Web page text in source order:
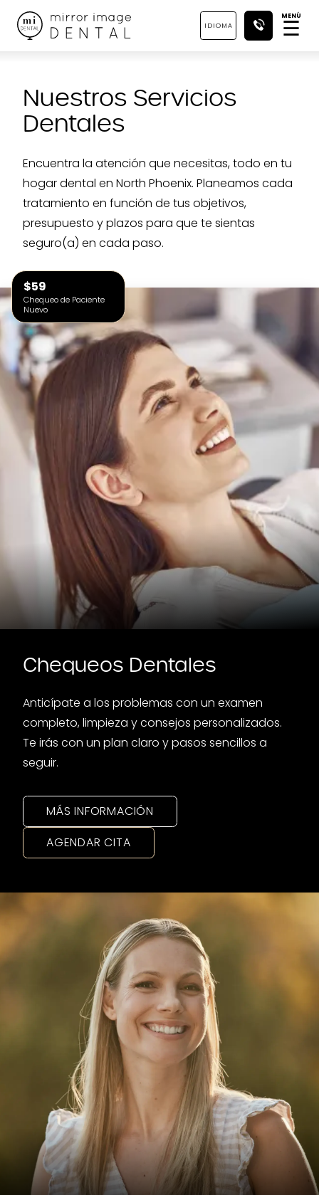
IDIOMA
MENÚ
☰
Nuestros Servicios
Dentales
Encuentra la atención que necesitas, todo en tu
hogar dental en North Phoenix. Planeamos cada
tratamiento en función de tus objetivos,
presupuesto y plazos para que te sientas
seguro(a) en cada paso.
$59
Chequeo de Paciente
Nuevo
Chequeos Dentales
Anticípate a los problemas con un examen
completo, limpieza y consejos personalizados.
Te irás con un plan claro y pasos sencillos a
seguir.
MÁS INFORMACIÓN
AGENDAR CITA